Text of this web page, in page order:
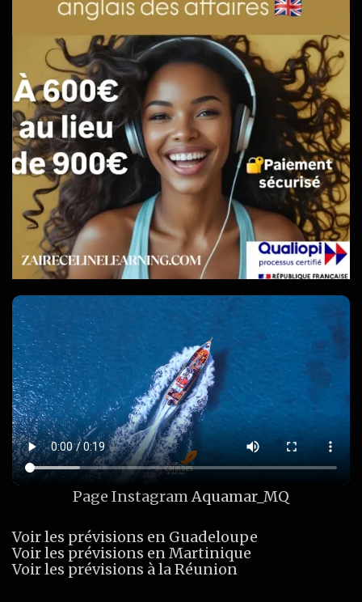
Page InstagramAquamar_MQ
Voir les prévisions en Guadeloupe
Voir les prévisions en Martinique
Voir les prévisions à la Réunion